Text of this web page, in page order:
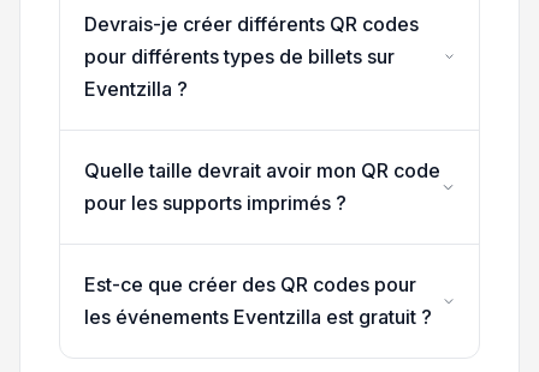
Devrais-je créer différents QR codes
pour différents types de billets sur
Eventzilla ?
Quelle taille devrait avoir mon QR code
pour les supports imprimés ?
Est-ce que créer des QR codes pour
les événements Eventzilla est gratuit ?